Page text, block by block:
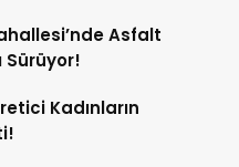
Asfalt
Sürüyor!
Kadınların